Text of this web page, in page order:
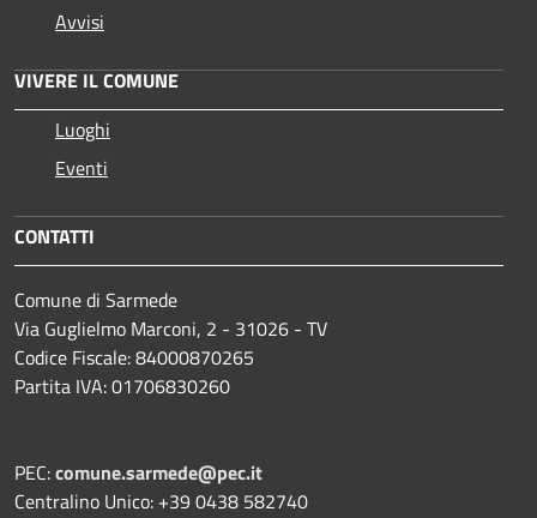
Avvisi
VIVERE IL COMUNE
Luoghi
Eventi
CONTATTI
Comune di Sarmede
Via Guglielmo Marconi, 2 - 31026 - TV
Codice Fiscale: 84000870265
Partita IVA: 01706830260
PEC:comune.sarmede@pec.it
Centralino Unico: +39 0438 582740